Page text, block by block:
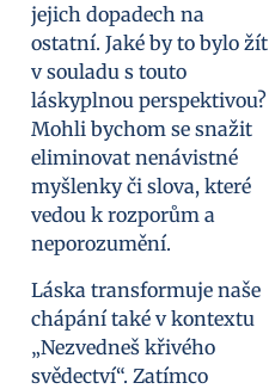
jejich dopadech na
ostatní. Jaké by to bylo žít
v souladu s touto
láskyplnou perspektivou?
Mohli bychom se snažit
eliminovat nenávistné
myšlenky či slova, které
vedou k rozporům a
neporozumění.
Láska transformuje naše
chápání také v kontextu
„Nezvedneš křivého
svědectví“. Zatímco